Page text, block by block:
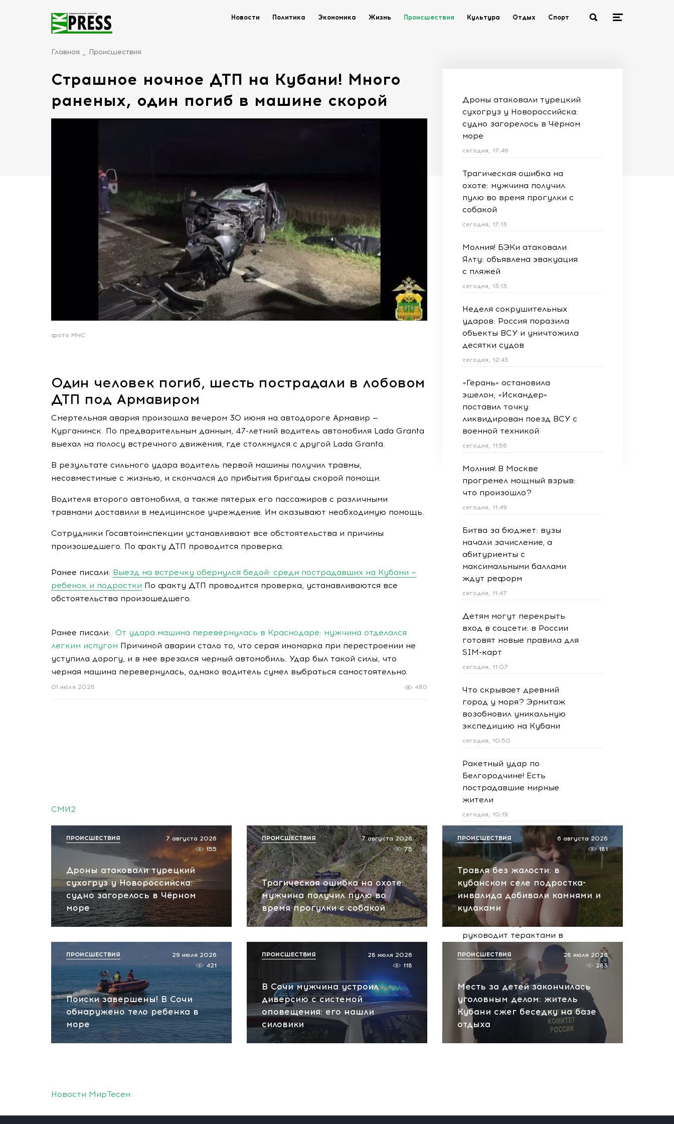
Новости Политика Экономика Жизнь Происшествия Культура Отдых Спорт
Главная Происшествия
Страшное ночное ДТП на Кубани! Много
раненых, один погиб в машине скорой
фото МЧС
Один человек погиб, шесть пострадали в лобовом
ДТП под Армавиром
Смертельная авария произошла вечером 30 июня на автодороге Армавир —
Курганинск. По предварительным данным, 47-летний водитель автомобиля Lada Granta
выехал на полосу встречного движения, где столкнулся с другой Lada Granta.
В результате сильного удара водитель первой машины получил травмы,
несовместимые с жизнью, и скончался до прибытия бригады скорой помощи.
Водителя второго автомобиля, а также пятерых его пассажиров с различными
травмами доставили в медицинское учреждение. Им оказывают необходимую помощь.
Сотрудники Госавтоинспекции устанавливают все обстоятельства и причины
произошедшего. По факту ДТП проводится проверка.
Ранее писали: Выезд на встречку обернулся бедой: среди пострадавших на Кубани —
ребенок и подростки По факту ДТП проводится проверка, устанавливаются все
обстоятельства произошедшего.
Ранее писали: От удара машина перевернулась в Краснодаре: мужчина отделался
легким испугом Причиной аварии стало то, что серая иномарка при перестроении не
уступила дорогу, и в нее врезался черный автомобиль. Удар был такой силы, что
черная машина перевернулась, однако водитель сумел выбраться самостоятельно.
480
01 июля 2026
Дроны атаковали турецкий
сухогруз у Новороссийска:
судно загорелось в Чёрном
море
сегодня, 17:46
Трагическая ошибка на
охоте: мужчина получил
пулю во время прогулки с
собакой
сегодня, 17:13
Молния! БЭКи атаковали
Ялту: объявлена эвакуация
с пляжей
сегодня, 13:13
Неделя сокрушительных
ударов: Россия поразила
объекты ВСУ и уничтожила
десятки судов
сегодня, 12:43
«Герань» остановила
эшелон, «Искандер»
поставил точку:
ликвидирован поезд ВСУ с
военной техникой
сегодня, 11:56
Молния! В Москве
прогремел мощный взрыв:
что произошло?
сегодня, 11:49
Битва за бюджет: вузы
начали зачисление, а
абитуриенты с
максимальными баллами
ждут реформ
сегодня, 11:47
Детям могут перекрыть
вход в соцсети: в России
готовят новые правила для
SIM-карт
сегодня, 11:07
Что скрывает древний
город у моря? Эрмитаж
возобновил уникальную
экспедицию на Кубани
сегодня, 10:50
Ракетный удар по
Белгородчине! Есть
пострадавшие мирные
жители
сегодня, 10:19
Срочно! В Геленджике и
Новороссийске громко -
работает ПВО:
рекомендуется уйти с
пляжей
сегодня, 10:13
НАТО планирует и
руководит терактами в
России! Сенсационное
заявление хакеров
сегодня, 10:07
СМИ2
Дроны атаковали турецкий
сухогруз у Новороссийска:
судно загорелось в Чёрном
море
7 августа 2026
155
ПРОИСШЕСТВИЯ
Трагическая ошибка на охоте:
мужчина получил пулю во
время прогулки с собакой
7 августа 2026
75
ПРОИСШЕСТВИЯ
Травля без жалости: в
кубанском селе подростка-
инвалида добивали камнями и
кулаками
6 августа 2026
181
ПРОИСШЕСТВИЯ
Поиски завершены! В Сочи
обнаружено тело ребенка в
море
29 июля 2026
421
ПРОИСШЕСТВИЯ
В Сочи мужчина устроил
диверсию с системой
оповещения: его нашли
силовики
28 июля 2026
118
ПРОИСШЕСТВИЯ
Месть за детей закончилась
уголовным делом: житель
Кубани сжег беседку на базе
отдыха
28 июля 2026
283
ПРОИСШЕСТВИЯ
Новости МирТесен